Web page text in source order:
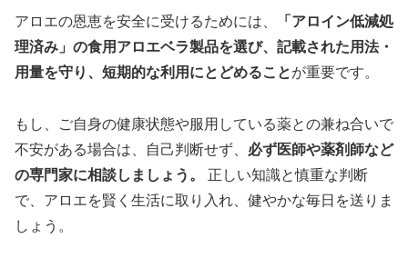
アロエの恩恵を安全に受けるためには、
「アロイン低減処
理済み」の食用アロエベラ製品を選び、記載された用法・
用量を守り、短期的な利用にとどめることが重要です。
もし、ご自身の健康状態や服用している薬との兼ね合いで
不安がある場合は、自己判断せず、 必ず医師や薬剤師など
の専門家に相談しましょう。
正しい知識と慎重な判断
で、アロエを賢く生活に取り入れ、健やかな毎日を送りま
しょう。